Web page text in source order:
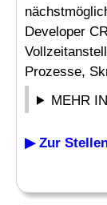
Developer
Prozesse,
MEHR
▶ Zur